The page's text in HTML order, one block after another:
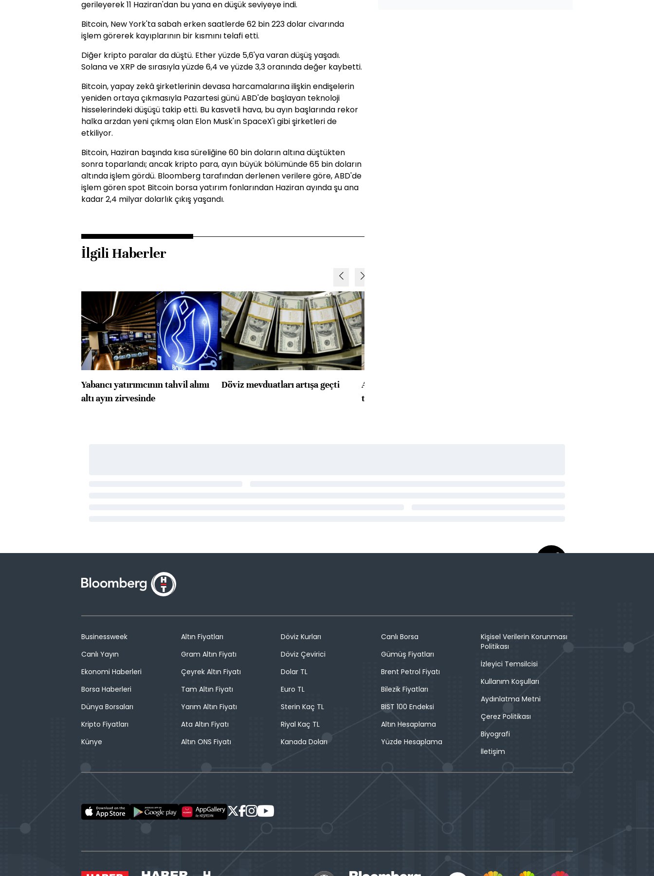
gerileyerek 11 Haziran'dan bu yana en düşük seviyeye indi.
Bitcoin, New York'ta sabah erken saatlerde 62 bin 223 dolar civarında
işlem görerek kayıplarının bir kısmını telafi etti.
Diğer kripto paralar da düştü. Ether yüzde 5,6'ya varan düşüş yaşadı.
Solana ve XRP de sırasıyla yüzde 6,4 ve yüzde 3,3 oranında değer kaybetti.
Bitcoin, yapay zekâ şirketlerinin devasa harcamalarına ilişkin endişelerin
yeniden ortaya çıkmasıyla Pazartesi günü ABD'de başlayan teknoloji
hisselerindeki düşüşü takip etti. Bu kasvetli hava, bu ayın başlarında rekor
halka arzdan yeni çıkmış olan Elon Musk'ın SpaceX'i gibi şirketleri de
etkiliyor.
Bitcoin, Haziran başında kısa süreliğine 60 bin doların altına düştükten
sonra toparlandı; ancak kripto para, ayın büyük bölümünde 65 bin doların
altında işlem gördü. Bloomberg tarafından derlenen verilere göre, ABD'de
işlem gören spot Bitcoin borsa yatırım fonlarından Haziran ayında şu ana
kadar 2,4 milyar dolarlık çıkış yaşandı.
İlgili Haberler
Yabancı yatırımcının tahvil alımı
altı ayın zirvesinde
Döviz mevduatları artışa geçti
ABD'de konut başlangıçları
toparlandı
Businessweek
Canlı Yayın
Ekonomi Haberleri
Borsa Haberleri
Dünya Borsaları
Kripto Fiyatları
Künye
Altın Fiyatları
Gram Altın Fiyatı
Çeyrek Altın Fiyatı
Tam Altın Fiyatı
Yarım Altın Fiyatı
Ata Altın Fiyatı
Altın ONS Fiyatı
Döviz Kurları
Döviz Çevirici
Dolar TL
Euro TL
Sterin Kaç TL
Riyal Kaç TL
Kanada Doları
Canlı Borsa
Gümüş Fiyatları
Brent Petrol Fiyatı
Bilezik Fiyatları
BIST 100 Endeksi
Altın Hesaplama
Yüzde Hesaplama
Kişisel Verilerin Korunması
Politikası
İzleyici Temsilcisi
Kullanım Koşulları
Aydınlatma Metni
Çerez Politikası
Biyografi
İletişim